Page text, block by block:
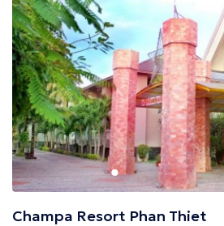
Champa Resort Phan Thiet